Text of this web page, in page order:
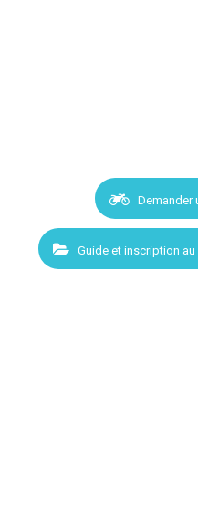
Demander
Guide et inscription